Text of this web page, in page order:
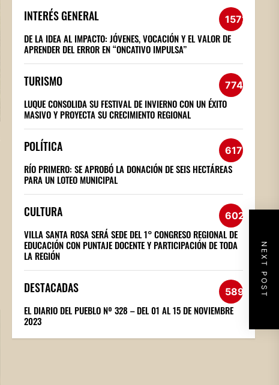
NEXT POST
INTERÉS GENERAL 1572
DE LA IDEA AL IMPACTO: JÓVENES, VOCACIÓN Y EL VALOR DE
APRENDER DEL ERROR EN “ONCATIVO IMPULSA”
TURISMO 774
LUQUE CONSOLIDA SU FESTIVAL DE INVIERNO CON UN ÉXITO
MASIVO Y PROYECTA SU CRECIMIENTO REGIONAL
POLÍTICA 617
RÍO PRIMERO: SE APROBÓ LA DONACIÓN DE SEIS HECTÁREAS
PARA UN LOTEO MUNICIPAL
CULTURA 602
VILLA SANTA ROSA SERÁ SEDE DEL 1° CONGRESO REGIONAL DE
EDUCACIÓN CON PUNTAJE DOCENTE Y PARTICIPACIÓN DE TODA
LA REGIÓN
DESTACADAS 589
EL DIARIO DEL PUEBLO Nº 328 – DEL 01 AL 15 DE NOVIEMBRE
2023